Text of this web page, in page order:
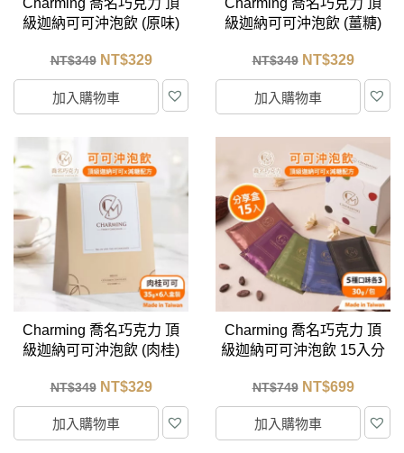
Charming 喬名巧克力 頂
級迦納可可沖泡飲 (原味)
NT$349 NT$329
加入購物車
Charming 喬名巧克力 頂
級迦納可可沖泡飲 (薑糖)
NT$349 NT$329
加入購物車
Charming 喬名巧克力 頂
級迦納可可沖泡飲 (肉桂)
NT$349 NT$329
加入購物車
Charming 喬名巧克力 頂
級迦納可可沖泡飲 15入分
抹茶/薑糖)
NT$749 NT$699
加入購物車